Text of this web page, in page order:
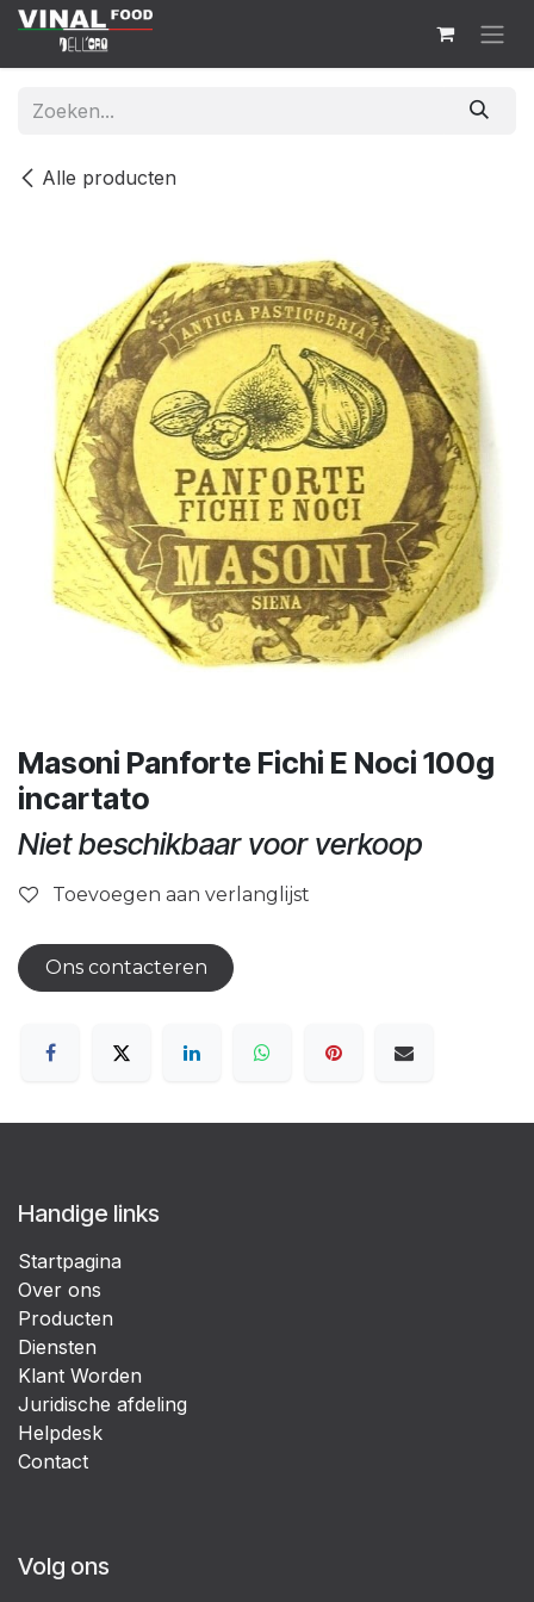
Overslaan naar inhoud
Alle producten
Masoni Panforte Fichi E Noci 100g
incartato
Niet beschikbaar voor verkoop
Toevoegen aan verlanglijst
Ons contacteren
Handige links
Startpagina
Over ons
Producten
Diensten
Klant Worden
Juridische afdeling
Helpdesk
Contact
Volg ons